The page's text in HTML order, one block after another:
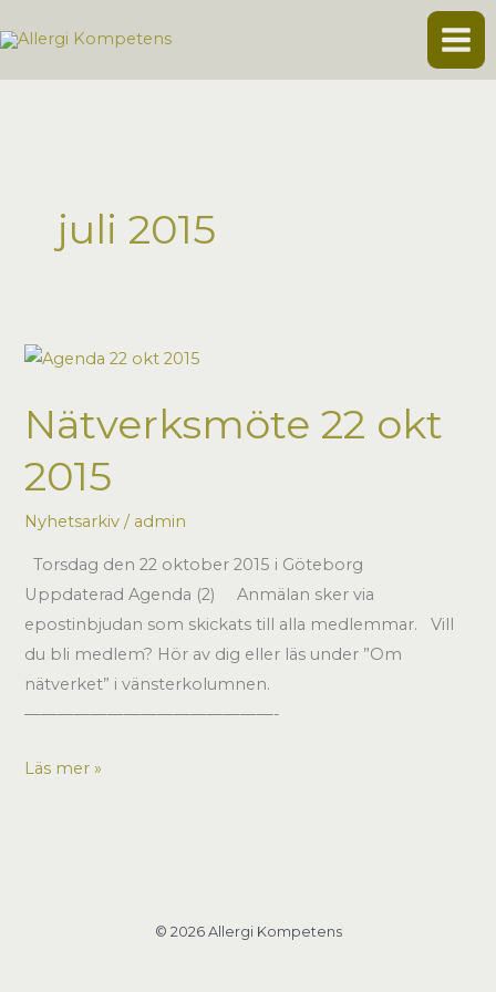
till
juli 2015
Nätverksmöte 22 okt
2015
Nyhetsarkiv / admin
Torsdag den 22 oktober 2015 i Göteborg
Uppdaterad Agenda (2) Anmälan sker via
epostinbjudan som skickats till alla medlemmar. Vill
du bli medlem? Hör av dig eller läs under ”Om
nätverket” i vänsterkolumnen.
———————————————-
Nätverksmöte
Läs mer »
© 2026 Allergi Kompetens